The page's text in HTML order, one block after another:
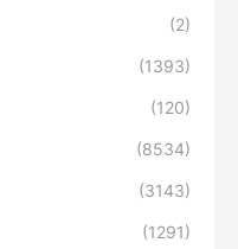
(2)
(1393)
(120)
(8534)
(3143)
(1291)